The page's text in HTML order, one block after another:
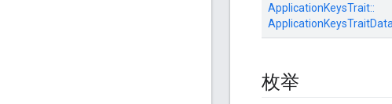
ApplicationKeysTrait::
枚举